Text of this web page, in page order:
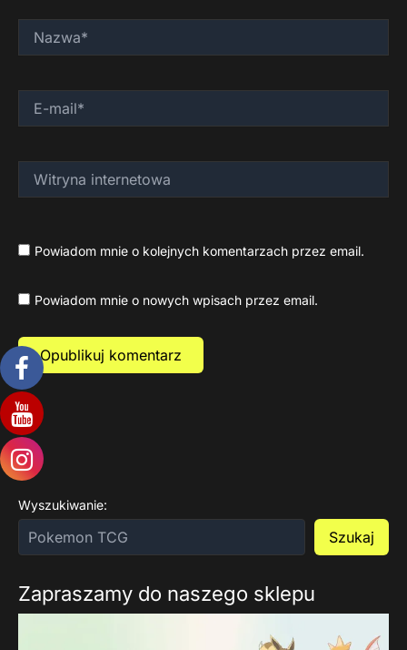
mail*
internetowa
Powiadom mnie o kolejnych komentarzach przez email.
Powiadom mnie o nowych wpisach przez email.
Wyszukiwanie:
Szukaj
Zapraszamy do naszego sklepu